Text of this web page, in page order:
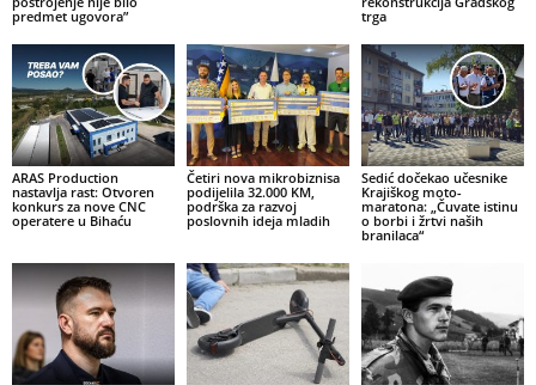
predmet ugovora”
trga
ARAS Production
nastavlja rast: Otvoren
konkurs za nove CNC
operatere u Bihaću
Četiri nova mikrobiznisa
podijelila 32.000 KM,
podrška za razvoj
poslovnih ideja mladih
Sedić dočekao učesnike
Krajiškog moto-
maratona: „Čuvate istinu
o borbi i žrtvi naših
branilaca“